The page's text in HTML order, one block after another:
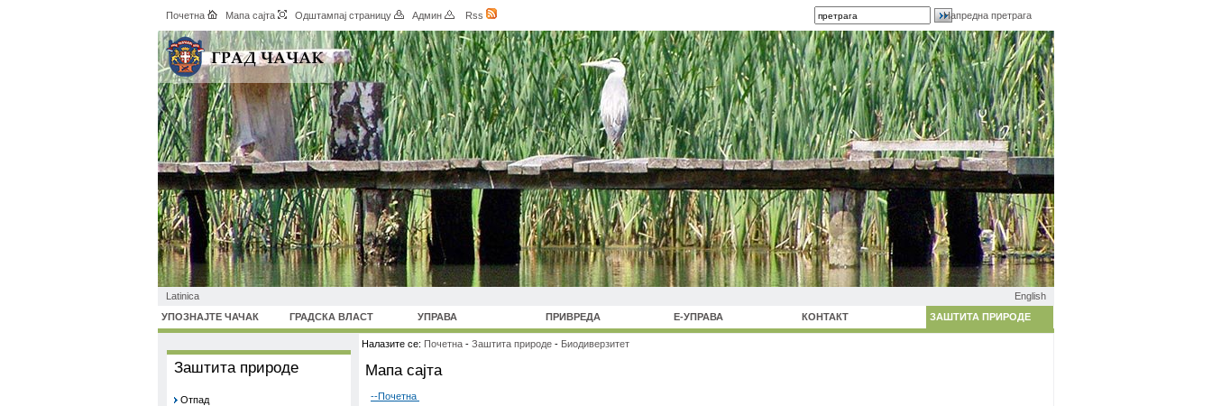
Почетна Мапа сајта Одштампај страницу Админ Rss Напредна претрага
Latinica
English
УПОЗНАЈТЕ ЧАЧАК
ГРАДСКА ВЛАСТ УПРАВА ПРИВРЕДА Е-УПРАВА КОНТАКТ ЗАШТИТА ПРИРОДЕ
Заштита природе
Отпад
Налазите се: Почетна - Заштита природе - Биодиверзитет
Мапа сајта
--Почетна